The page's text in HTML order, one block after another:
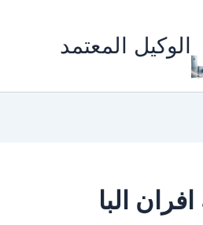
الوكيل المعتمد
البا